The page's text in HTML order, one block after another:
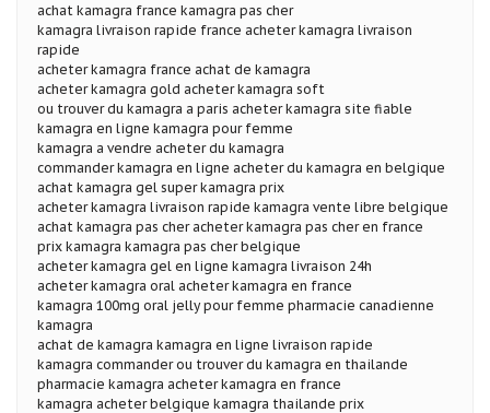
achat kamagra france kamagra pas cher
kamagra livraison rapide france acheter kamagra livraison
rapide
acheter kamagra france achat de kamagra
acheter kamagra gold acheter kamagra soft
ou trouver du kamagra a paris acheter kamagra site fiable
kamagra en ligne kamagra pour femme
kamagra a vendre acheter du kamagra
commander kamagra en ligne acheter du kamagra en belgique
achat kamagra gel super kamagra prix
acheter kamagra livraison rapide kamagra vente libre belgique
achat kamagra pas cher acheter kamagra pas cher en france
prix kamagra kamagra pas cher belgique
acheter kamagra gel en ligne kamagra livraison 24h
acheter kamagra oral acheter kamagra en france
kamagra 100mg oral jelly pour femme pharmacie canadienne
kamagra
achat de kamagra kamagra en ligne livraison rapide
kamagra commander ou trouver du kamagra en thailande
pharmacie kamagra acheter kamagra en france
kamagra acheter belgique kamagra thailande prix